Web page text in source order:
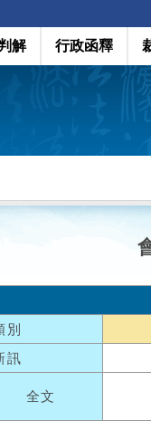
解 行政函釋
別
訊
全文